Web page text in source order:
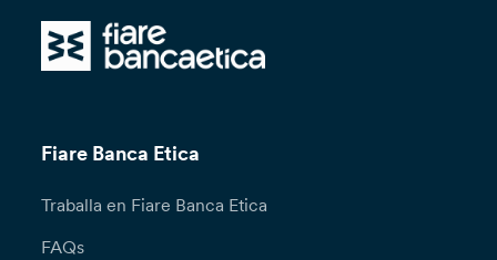
Fiare Banca Etica
Traballa en Fiare Banca Etica
FAQs